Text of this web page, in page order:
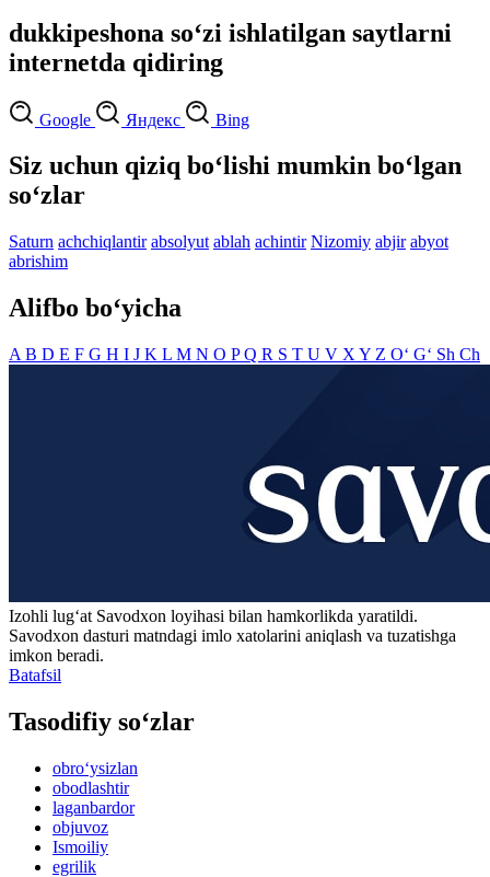
dukkipeshona so‘zi ishlatilgan saytlarni
internetda qidiring
Google Яндекс Bing
Siz uchun qiziq bo‘lishi mumkin bo‘lgan
so‘zlar
Saturn achchiqlantir absolyut ablah achintir Nizomiy abjir abyot
abrishim
Alifbo bo‘yicha
A B D E F G H I J K L M N O PQ R S T U V X Y Z O‘ G‘ Sh Ch
Izohli lugʻat Savodxon loyihasi bilan hamkorlikda yaratildi.
Savodxon dasturi matndagi imlo xatolarini aniqlash va tuzatishga
imkon beradi.
Batafsil
Tasodifiy so‘zlar
obro‘ysizlan
obodlashtir
laganbardor
objuvoz
Ismoiliy
egrilik